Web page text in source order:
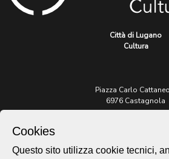
Città di Lugano
Cultura
Piazza Carlo
6976 Castagnola
Per informazioni:
Cookies
Questo sito utilizza cookie tecnici,